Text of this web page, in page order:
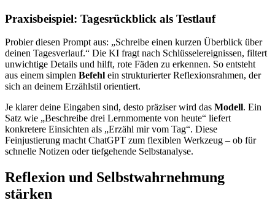
Praxisbeispiel: Tagesrückblick als Testlauf
Probier diesen Prompt aus: „Schreibe einen kurzen Überblick über
deinen Tagesverlauf.“ Die KI fragt nach Schlüsselereignissen, filtert
unwichtige Details und hilft, rote Fäden zu erkennen. So entsteht
aus einem simplen Befehl ein strukturierter Reflexionsrahmen, der
sich an deinem Erzählstil orientiert.
Je klarer deine Eingaben sind, desto präziser wird das Modell. Ein
Satz wie „Beschreibe drei Lernmomente von heute“ liefert
konkretere Einsichten als „Erzähl mir vom Tag“. Diese
Feinjustierung macht ChatGPT zum flexiblen Werkzeug – ob für
schnelle Notizen oder tiefgehende Selbstanalyse.
Reflexion und Selbstwahrnehmung
stärken